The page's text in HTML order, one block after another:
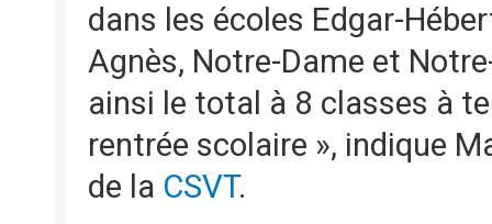
dans les écoles Edgar-
Agnès, Notre-Dame et
ainsi le total à 8 classes à
rentrée scolaire », indique
de la CSVT.